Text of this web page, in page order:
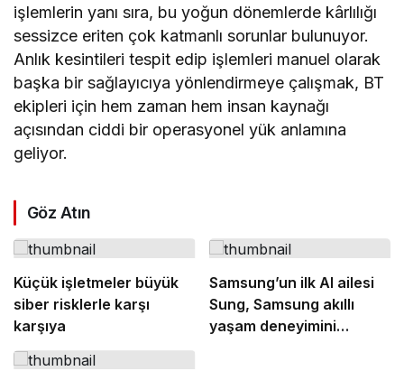
işlemlerin yanı sıra, bu yoğun dönemlerde kârlılığı
sessizce eriten çok katmanlı sorunlar bulunuyor.
Anlık kesintileri tespit edip işlemleri manuel olarak
başka bir sağlayıcıya yönlendirmeye çalışmak, BT
ekipleri için hem zaman hem insan kaynağı
açısından ciddi bir operasyonel yük anlamına
geliyor.
Göz Atın
Küçük işletmeler büyük
siber risklerle karşı
karşıya
Samsung’un ilk AI ailesi
Sung, Samsung akıllı
yaşam deneyimini